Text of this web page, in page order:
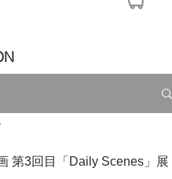
第3回目「Daily Scenes」展